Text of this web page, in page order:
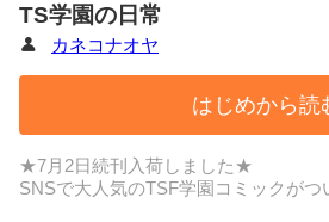
TS学園の日常
カネコナオヤ
はじめから読
★7月2日続刊入荷しました★
SNSで大人気のTSF学園コミックがつ